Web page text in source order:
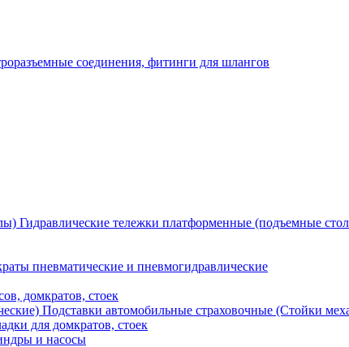
соединения, фитинги для шлангов
Гидравлические тележки платформенные (подъемные
пневматические и пневмогидравлические
домкратов, стоек
Подставки автомобильные страховочные (Стойки
для домкратов, стоек
и насосы